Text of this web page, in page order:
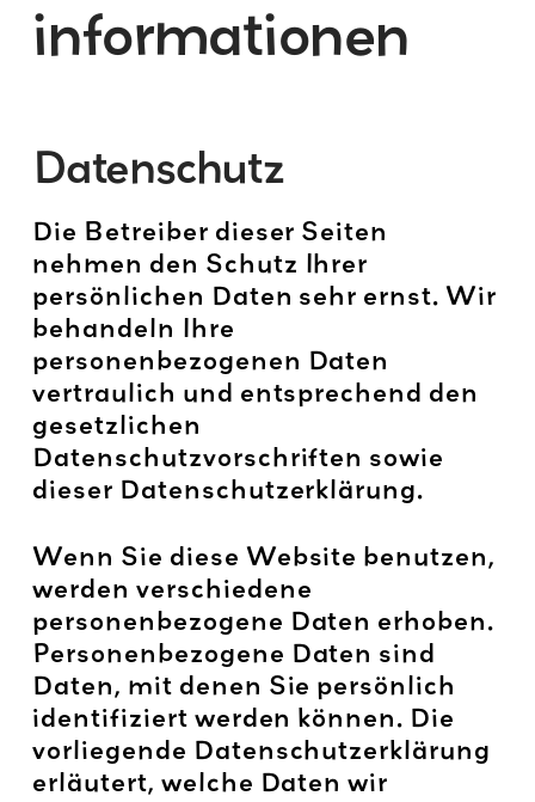
informationen
Datenschutz
Die Betreiber dieser Seiten
nehmen den Schutz Ihrer
persönlichen Daten sehr ernst. Wir
behandeln Ihre
personenbezogenen Daten
vertraulich und entsprechend den
gesetzlichen
Datenschutzvorschriften sowie
dieser Datenschutzerklärung.
Wenn Sie diese Website benutzen,
werden verschiedene
personenbezogene Daten erhoben.
Personenbezogene Daten sind
Daten, mit denen Sie persönlich
identifiziert werden können. Die
vorliegende Datenschutzerklärung
erläutert, welche Daten wir